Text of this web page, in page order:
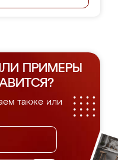
ПРИМЕРЫ
также или